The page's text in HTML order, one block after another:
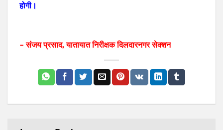
होगी।
– संजय प्रसाद, यातायात निरीक्षक दिलदारनगर सेक्शन